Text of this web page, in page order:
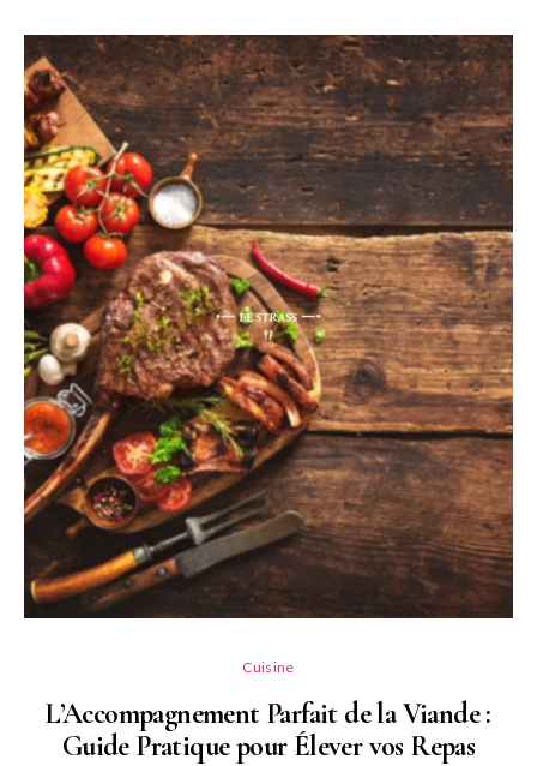
Cuisine
L’Accompagnement Parfait de la Viande :
Guide Pratique pour Élever vos Repas